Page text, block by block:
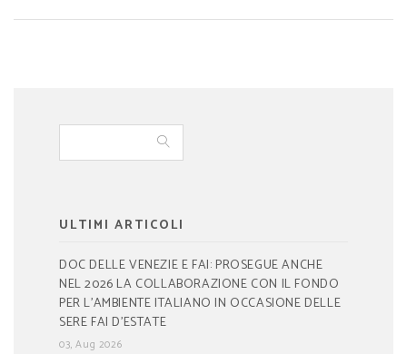
ULTIMI ARTICOLI
DOC DELLE VENEZIE E FAI: PROSEGUE ANCHE
NEL 2026 LA COLLABORAZIONE CON IL FONDO
PER L’AMBIENTE ITALIANO IN OCCASIONE DELLE
SERE FAI D’ESTATE
03, Aug 2026